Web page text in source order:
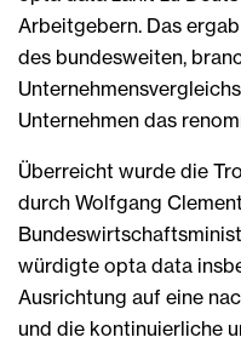
Arbeitgebern. Das
des bundesweiten,
Unternehmen das
Überreicht wurde die
durch Wolfgang
würdigte opta data
Ausrichtung auf eine
und die kontinuierliche